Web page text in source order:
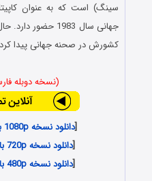
سینگ) است که به عنوان
جهانی سال 1983
کشورش در صحنه جهانی پیدا
(نسخه دوبله
[دانلود نسخه 1080p با حجم 5.36 گیگابایت
[دانلود نسخه 720p با حجم 3.30 گیگابایت
[دانلود نسخه 480p با حجم 1.53 گیگابایت